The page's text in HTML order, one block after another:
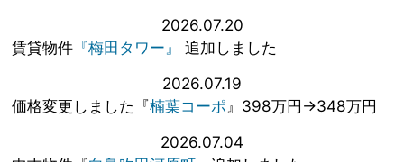
2026.07.20
賃貸物件 『梅田タワー』
追加しました
2026.07.19
価格変更しました『楠葉コーポ』398万円→348万円
2026.07.04